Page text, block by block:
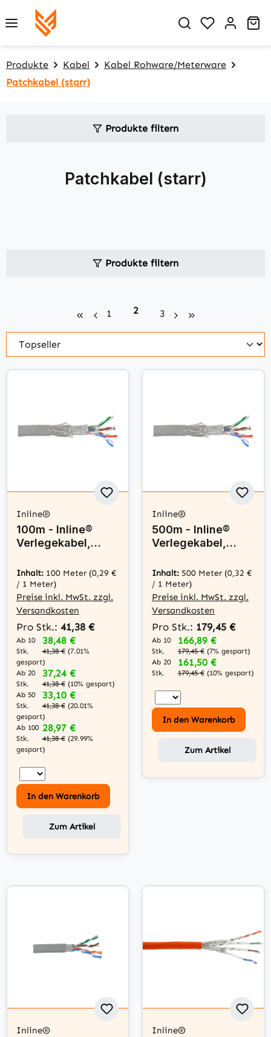
Zum Hauptinhalt springen
Du hast 0
Produkte Kabel
Kabel Rohware/Meterware
Patchkabel (starr)
Produkte filtern
Patchkabel (starr)
Produkte filtern
Seite
1 Seite
2 Seite
3
Inline®
100m - Inline®
Verlegekabel,
AWG24 CCA, PVC
Inhalt: 100 Meter (0,29 €
/ 1 Meter)
Preise inkl. MwSt. zzgl.
Versandkosten
Pro Stk.: 41,38 €
Ab 10
Stk.
38,48 €
41,38 € (7.01%
gespart)
Ab 20
Stk.
37,24 €
41,38 € (10% gespart)
Ab 50
Stk.
33,10 €
41,38 € (20.01%
gespart)
Ab 100
Stk.
28,97 €
41,38 € (29.99%
gespart)
In den Warenkorb
Zum Artikel
Inline®
500m - Inline®
Verlegekabel,
AWG24 CCA, PVC
Inhalt: 500 Meter (0,32 €
/ 1 Meter)
Preise inkl. MwSt. zzgl.
Versandkosten
Pro Stk.: 179,45 €
Ab 10
Stk.
166,89 €
179,45 € (7% gespart)
Ab 20
Stk.
161,50 €
179,45 € (10% gespart)
In den Warenkorb
Zum Artikel
Inline® Inline®